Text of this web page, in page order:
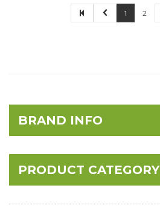
1 2
BRAND INFO
PRODUCT CATEGORY